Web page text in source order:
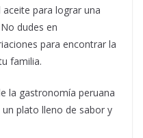
para lograr una
dudes en
para encontrar la
familia.
la gastronomía peruana
plato lleno de sabor y